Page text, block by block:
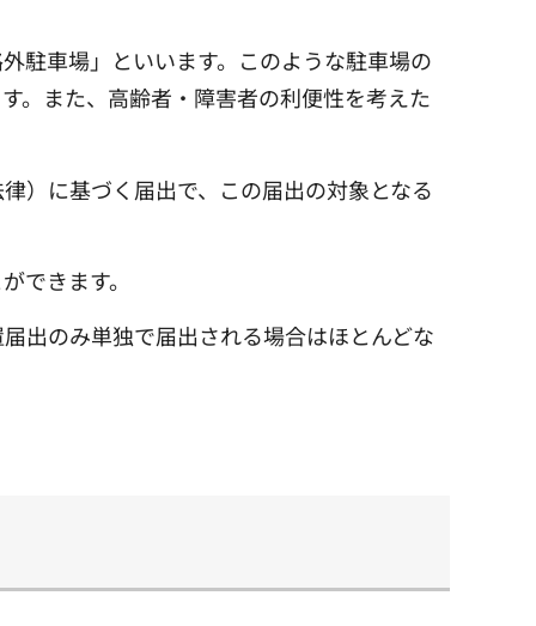
駐車場」といいます。このような駐車場の
。また、高齢者・障害者の利便性を考えた
）に基づく届出で、この届出の対象となる
できます。
出のみ単独で届出される場合はほとんどな